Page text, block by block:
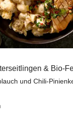
& Bio-
und Chili-